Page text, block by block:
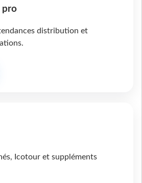
pro
distribution et
Icotour et suppléments